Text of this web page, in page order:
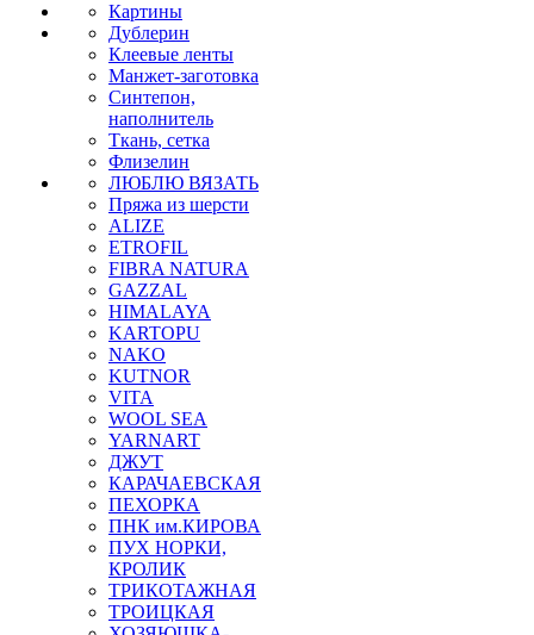
Картины
Дублерин
Клеевые ленты
Манжет-заготовка
Синтепон,
наполнитель
Ткань, сетка
Флизелин
ЛЮБЛЮ ВЯЗАТЬ
Пряжа из шерсти
ALIZE
ETROFIL
FIBRA NATURA
GAZZAL
HIMALAYA
KARTOPU
NAKO
KUTNOR
VITA
WOOL SEA
YARNART
ДЖУТ
КАРАЧАЕВСКАЯ
ПЕХОРКА
ПНК им.КИРОВА
ПУХ НОРКИ,
КРОЛИК
ТРИКОТАЖНАЯ
ТРОИЦКАЯ